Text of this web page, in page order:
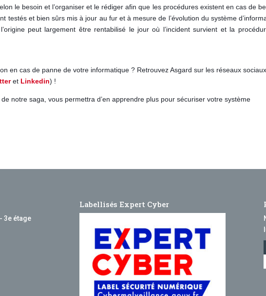
le besoin et l’organiser et le rédiger afin que les procédures existent en cas de
testés et bien sûrs mis à jour au fur et à mesure de l’évolution du système
peut largement être rentabilisé le jour où l’incident survient et la
en cas de panne de votre informatique ? Retrouvez Asgard sur les réseaux sociaux
et Linkedin) !
notre saga, vous permettra d’en apprendre plus pour sécuriser votre système
3e étage
Labellisés Expert Cyber